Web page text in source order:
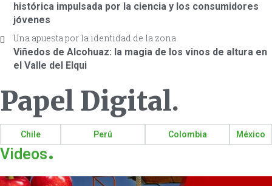
histórica impulsada por la ciencia y los consumidores
jóvenes
Una apuesta por la identidad de la zona
Viñedos de Alcohuaz: la magia de los vinos de altura en
el Valle del Elqui
Papel Digital.
Chile Perú Colombia México
Videos.